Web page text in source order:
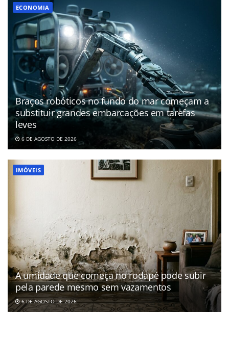
ECONOMIA
Braços robóticos no fundo do mar começam a
substituir grandes embarcações em tarefas
leves
6 DE AGOSTO DE 2026
IMÓVEIS
A umidade que começa no rodapé pode subir
pela parede mesmo sem vazamentos
6 DE AGOSTO DE 2026